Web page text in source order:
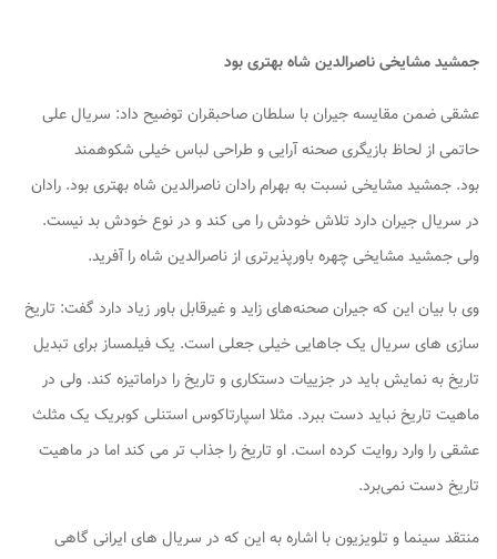
جمشید مشایخی ناصرالدین شاه بهتری بود
عشقی ضمن مقایسهجیرانبا سلطان صاحبقران توضیح داد: سریال علی
حاتمی از لحاظ بازیگری صحنه آرایی و طراحی لباس خیلی شکوهمند
بود. جمشید مشایخی نسبت به بهرام رادان ناصرالدین شاه بهتری بود. رادان
در سریالجیران دارد تلاش خودش را می کند و در نوع خودش بد نیست.
ولی جمشید مشایخی چهره باورپذیرتری از ناصرالدین شاه را آفرید.
وی با بیان این کهجیرانصحنه‌های زاید و غیرقابل باور زیاد دارد گفت: تاریخ
سازی های سریال یک جاهایی خیلی جعلی است. یک فیلمساز برای تبدیل
تاریخ به نمایش باید در جزییات دستکاری و تاریخ را دراماتیزه کند. ولی در
ماهیت تاریخ نباید دست ببرد. مثلااسپارتاکوساستنلی کوبریک یک مثلث
عشقی را وارد روایت کرده است. او تاریخ را جذاب تر می کند اما در ماهیت
تاریخ دست نمی‌برد.
منتقد سینما و تلویزیون با اشاره به این که در سریال های ایرانی گاهی